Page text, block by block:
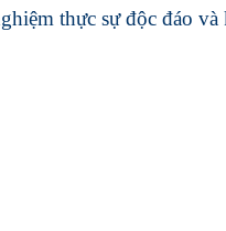
thực sự độc đáo và